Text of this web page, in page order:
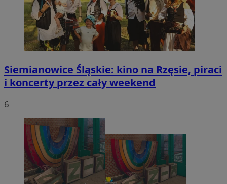
Siemianowice Śląskie: kino na Rzęsie, piraci
i koncerty przez cały weekend
6